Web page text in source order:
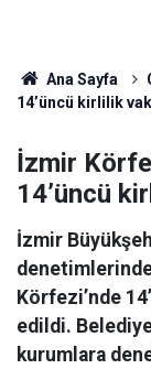
Ana Sayfa
14’üncü kirlilik
İzmir
14’üncü
İzmir
Körfezi’nde
edildi.
kurumlara